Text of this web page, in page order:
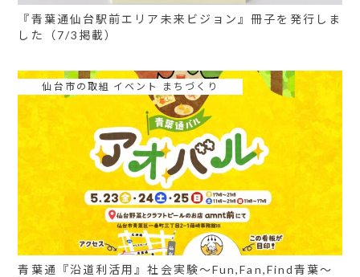
『青葉通仙台駅前エリア未来ビジョン』冊子を発行しま
した（7/3掲載）
仙台市の取組 イベント まちづくり
青葉通『沿道利活用』社会実験～Fun,Fan,Find青葉～